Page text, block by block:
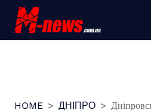
Перейти
вмісту
HOME ДНІПРО